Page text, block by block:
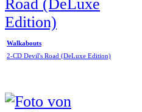
Walkabouts
2-CD Devil's Road (DeLuxe Edition)